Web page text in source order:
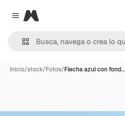
Close menu
Magnific
Inicio/stock/Fotos/Flecha azul con fond…